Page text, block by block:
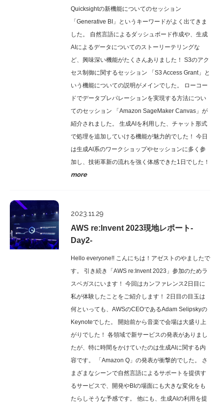
Quicksightの新機能についてのセッション
「Generative BI」というキーワードがよく出てきま
した。 自然言語によるダッシュボード作成や、生成
AIによるデータについてのストーリーテリングな
ど、興味深い機能がたくさんありました！ S3のアク
セス制御に関するセッション 「S3 Access Grant」と
いう機能についての説明がメインでした。 ローコー
ドでデータプレパレーションを実現する方法につい
てのセッション 「Amazon SageMaker Canvas」が
紹介されました。 生成AIを利用した、チャット形式
で処理を追加していける機能が魅力的でした！ 今日
は生成AI系のワークショップやセッションに多く参
加し、技術革新の流れを強く体感できた1日でした！
more
2023.11.29
AWS re:Invent 2023現地レポート-
Day2-
Hello everyone!! こんにちは！アゼストのやましたで
す。 引き続き「AWS re:Invent 2023」参加のためラ
スベガスにいます！ 今回はカンファレンス2日目に
私が体験したことをご紹介します！ 2日目の目玉は
何といっても、AWSのCEOであるAdam Selipskyの
Keynoteでした。 開始前から音楽で会場は大盛り上
がりでした！ 各領域で新サービスの発表がありまし
たが、特に時間をかけていたのは生成AIに関する内
容です。 「Amazon Q」の発表が衝撃的でした。 さ
まざまなシーンで自然言語によるサポートを提供す
るサービスで、開発やBIの場面にも大きな変化をも
たらしそうな予感です。 他にも、生成AIの利用を提